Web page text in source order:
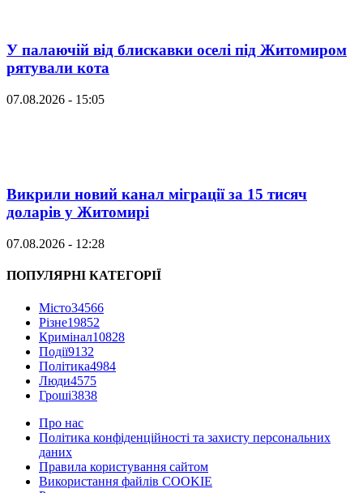
У палаючій від блискавки оселі під Житомиром
рятували кота
07.08.2026 - 15:05
Викрили новий канал міграції за 15 тисяч
доларів у Житомирі
07.08.2026 - 12:28
ПОПУЛЯРНІ КАТЕГОРІЇ
Місто34566
Різне19852
Кримінал10828
Події9132
Політика4984
Люди4575
Гроші3838
Про нас
Політика конфіденційності та захисту персональних
даних
Правила користування сайтом
Використання файлів COOKIE